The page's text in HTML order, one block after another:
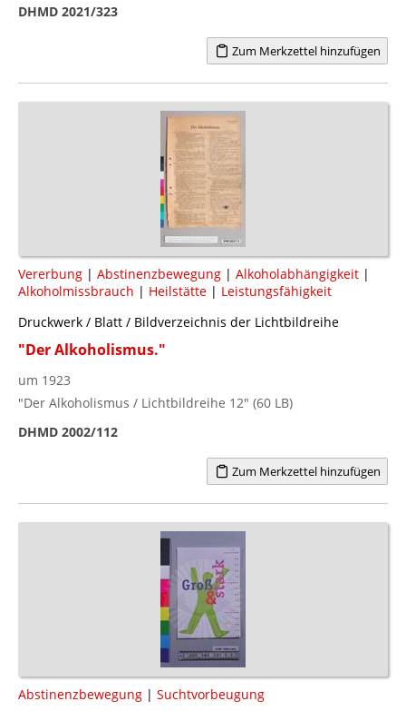
DHMD 2021/323
Zum Merkzettel hinzufügen
Vererbung | Abstinenzbewegung | Alkoholabhängigkeit |
Alkoholmissbrauch | Heilstätte | Leistungsfähigkeit
Druckwerk / Blatt / Bildverzeichnis der Lichtbildreihe
"Der Alkoholismus."
um 1923
"Der Alkoholismus / Lichtbildreihe 12" (60 LB)
DHMD 2002/112
Zum Merkzettel hinzufügen
Abstinenzbewegung | Suchtvorbeugung